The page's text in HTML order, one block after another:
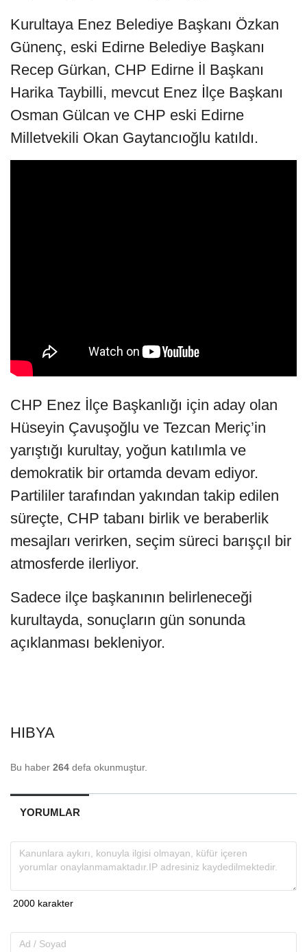
Kurultaya Enez Belediye Başkanı Özkan
Günenç, eski Edirne Belediye Başkanı
Recep Gürkan, CHP Edirne İl Başkanı
Harika Taybilli, mevcut Enez İlçe Başkanı
Osman Gülcan ve CHP eski Edirne
Milletvekili Okan Gaytancıoğlu katıldı.
CHP Enez İlçe Başkanlığı için aday olan
Hüseyin Çavuşoğlu ve Tezcan Meriç’in
yarıştığı kurultay, yoğun katılımla ve
demokratik bir ortamda devam ediyor.
Partililer tarafından yakından takip edilen
süreçte, CHP tabanı birlik ve beraberlik
mesajları verirken, seçim süreci barışçıl bir
atmosferde ilerliyor.
Sadece ilçe başkanının belirleneceği
kurultayda, sonuçların gün sonunda
açıklanması bekleniyor.
HIBYA
Bu haber 264 defa okunmuştur.
YORUMLAR